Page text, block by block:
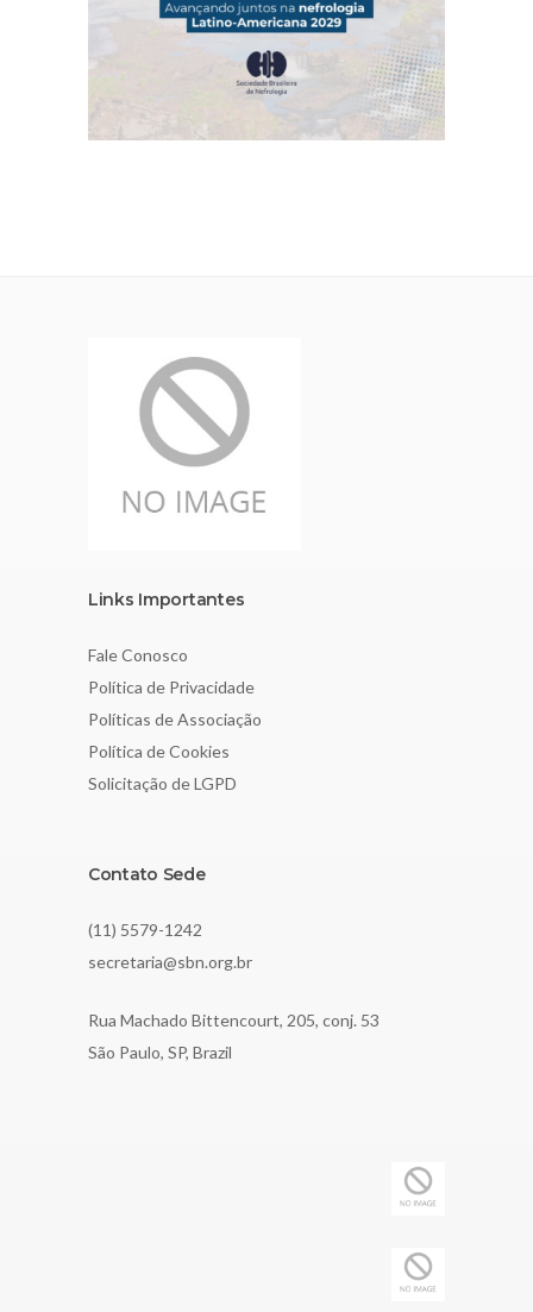
Links Importantes
Fale Conosco
Política de Privacidade
Políticas de Associação
Política de Cookies
Solicitação de LGPD
Contato Sede
(11) 5579-1242
secretaria@sbn.org.br
Rua Machado Bittencourt, 205, conj. 53
São Paulo, SP, Brazil